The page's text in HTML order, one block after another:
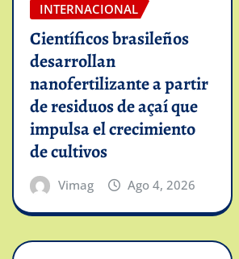
INTERNACIONAL
Científicos brasileños
desarrollan
nanofertilizante a partir
de residuos de açaí que
impulsa el crecimiento
de cultivos
Vimag Ago 4, 2026